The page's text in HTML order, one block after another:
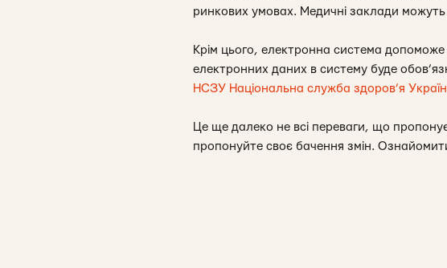
ринкових умовах. Медичні заклади можуть
Крім цього, електронна система
електронних даних в систему буде
НСЗУ Національна служба здоров’я
Це ще далеко не всі переваги, що
пропонуйте своє бачення змін.